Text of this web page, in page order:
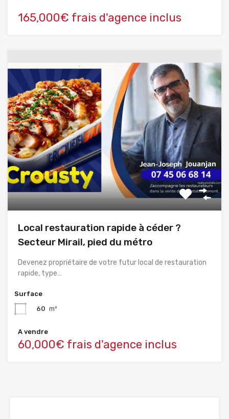
165,000€ frais d'agence inclus
Local restauration rapide à céder ?
Secteur Mirail, pied du métro
Devenez propriétaire de votre futur local de restauration
rapide, type…
Surface
60 m²
A vendre
60,000€ frais d'agence inclus